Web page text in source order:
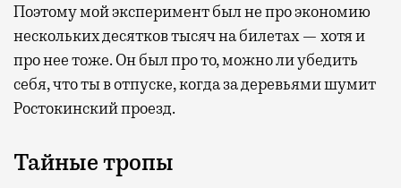
Поэтому мой эксперимент был не про экономию
нескольких десятков тысяч на билетах — хотя и
про нее тоже. Он был про то, можно ли убедить
себя, что ты в отпуске, когда за деревьями шумит
Ростокинский проезд.
Тайные тропы